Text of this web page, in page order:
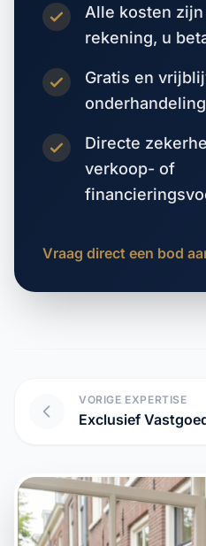
Alle kosten
rekening, u
Gratis en
Directe
verkoop- of
Vraag direct een bod
VORIGE EXPERTISE
Exclusief